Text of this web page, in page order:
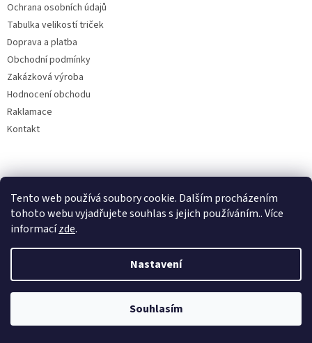
Tento web používá soubory cookie. Dalším procházením
tohoto webu vyjadřujete souhlas s jejich používáním.. Více
informacízde.
Nastavení
Souhlasím
Ochrana osobních údajů
Tabulka velikostí triček
Doprava a platba
Obchodní podmínky
Zakázková výroba
Hodnocení obchodu
Raklamace
Kontakt
obchod@rybarskesamolepky.cz
+420606642049
605840348
rybarskesamolepky.cz/
@rybarskesamolepky_cz